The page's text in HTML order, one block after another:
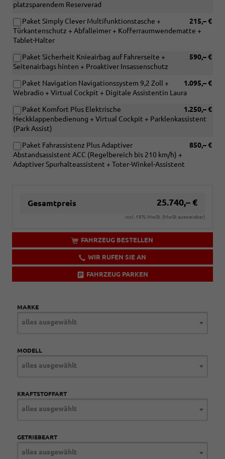
platzsparendem Reserverad
215,– €
Paket Simply Clever Multifunktionstasche +
Türkantenschutz + Abfalleimer + Kofferraumwendematte +
Tablet-Halter
590,– €
Paket Sicherheit Knieairbag auf Fahrerseite +
Seitenairbags hinten + Proaktiver Insassenschutz
1.095,– €
Paket Navigation Navigationssystem 9,2 Zoll +
Webradio + Virtual Cockpit + Digitale Assistentin Laura
1.250,– €
Paket Komfort Plus Elektrische
Heckklappenbedienung + Virtual Cockpit + Parklenkassistent
(Park Assist)
850,– €
Paket Fahrassistenz Plus Adaptiver
Abstandsassistent ACC (Regelbereich bis 210 km/h) +
Adaptiver Spurhalteassistent + Toter-Winkel-Assistent
Gesamtpreis 25.740,– €
incl. 19% MwSt. (MwSt ausweisbar)
FAHRZEUG BESTELLEN
WIR RUFEN SIE AN
FAHRZEUG PARKEN
MARKE
alles ausgewählt
MODELL
alles ausgewählt
KRAFTSTOFFART
alles ausgewählt
GETRIEBEART
alles ausgewählt